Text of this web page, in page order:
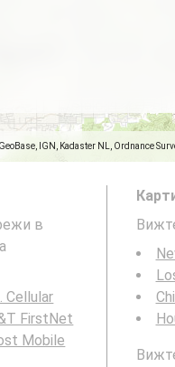
IGN, Kadaster NL, Ordnance
в
Cellular
FirstNet
Mobile